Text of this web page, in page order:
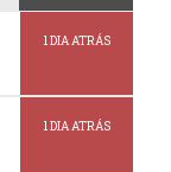
1 DIA ATRÁS
1 DIA ATRÁS